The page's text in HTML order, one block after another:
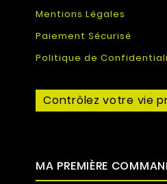
Mentions Légales
Paiement Sécurisé
Politique de
Contrôlez votre vie
MA PREMIÈRE